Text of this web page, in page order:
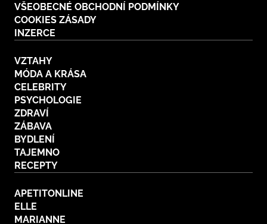
VŠEOBECNÉ OBCHODNÍ PODMÍNKY
COOKIES ZÁSADY
INZERCE
VZTAHY
MÓDA A KRÁSA
CELEBRITY
PSYCHOLOGIE
ZDRAVÍ
ZÁBAVA
BYDLENÍ
TAJEMNO
RECEPTY
APETITONLINE
ELLE
MARIANNE